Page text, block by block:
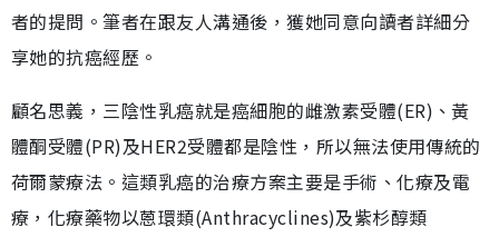
者的提問。筆者在跟友人溝通後，獲她同意向讀者詳細分
享她的抗癌經歷。
顧名思義，三陰性乳癌就是癌細胞的雌激素受體(ER)、黃
體酮受體(PR)及HER2受體都是陰性，所以無法使用傳統的
荷爾蒙療法。這類乳癌的治療方案主要是手術、化療及電
療，化療藥物以蒽環類(Anthracyclines)及紫杉醇類